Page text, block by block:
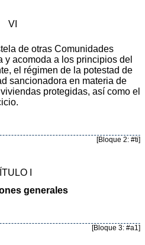
VI
de otras Comunidades
y acomoda a los principios del
el régimen de la potestad de
sancionadora en materia de
protegidas, así como el
[Bloque 2: #ti]
I
generales
[Bloque 3: #a1]